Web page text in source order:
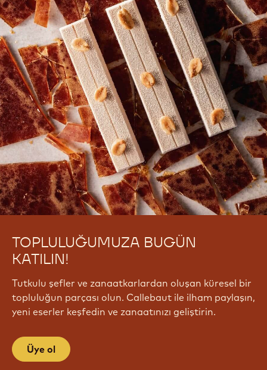
TOPLULUĞUMUZA BUGÜN
KATILIN!
Tutkulu şefler ve zanaatkarlardan oluşan küresel bir
topluluğun parçası olun. Callebaut ile ilham paylaşın,
yeni eserler keşfedin ve zanaatınızı geliştirin.
Üye ol